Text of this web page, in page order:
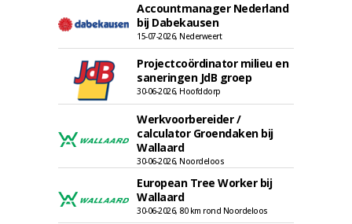
Accountmanager Nederland
bij Dabekausen
15-07-2026, Nederweert
Projectcoördinator milieu en
saneringen JdB groep
30-06-2026, Hoofddorp
Werkvoorbereider /
calculator Groendaken bij
Wallaard
30-06-2026, Noordeloos
European Tree Worker bij
Wallaard
30-06-2026, 80 km rond Noordeloos